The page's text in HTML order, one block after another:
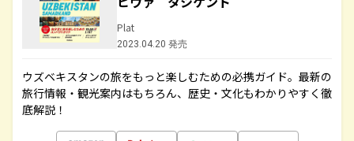
Plat
2023.04.20 発売
ウズベキスタンの旅をもっと楽しむための必携ガイド。最新の
旅行情報・観光案内はもちろん、歴史・文化もわかりやすく徹
底解説！